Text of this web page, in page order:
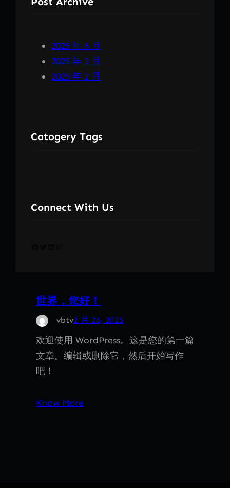
2025 年 6 月
2025 年 3 月
2025 年 2 月
Catogery Tags
Connect With Us
世界，您好！
vbtv2 月 26, 2025
欢迎使用 WordPress。这是您的第一篇
文章。编辑或删除它，然后开始写作
吧！
Know More